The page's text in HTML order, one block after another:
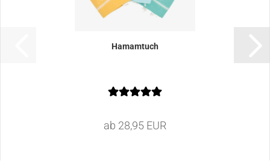
Hamamtuch
ab 28,95 EUR